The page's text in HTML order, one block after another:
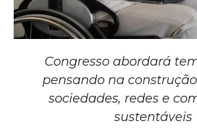
Congresso abordará
pensando na
sociedades, redes e
sustentáveis